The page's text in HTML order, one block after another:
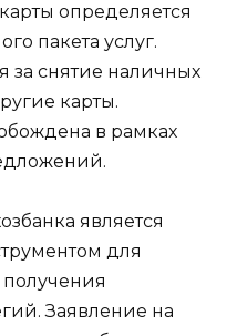
определяется
пакета услуг.
за снятие наличных
карты.
в рамках
является
для
Заявление на